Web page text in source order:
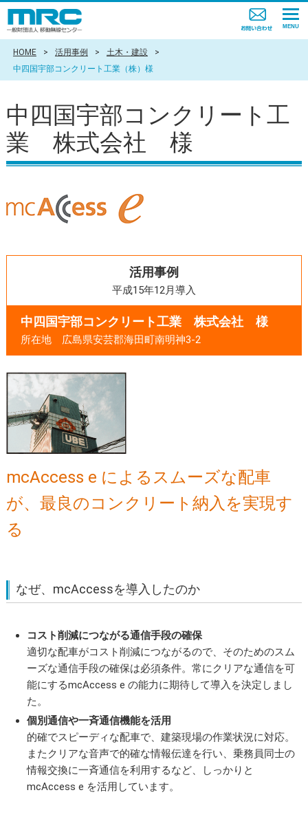
HOME > 活用事例 > 土木・建設
>
中四国宇部コンクリート工業（株）様
中四国宇部コンクリート工
業 株式会社 様
活用事例
平成15年12月導入
中四国宇部コンクリート工業 株式会社 様
所在地 広島県安芸郡海田町南明神3-2
mcAccess e によるスムーズな配車
が、最良のコンクリート納入を実現す
る
なぜ、mcAccessを導入したのか
コスト削減につながる通信手段の確保
適切な配車がコスト削減につながるので、そのためのスム
ーズな通信手段の確保は必須条件。常にクリアな通信を可
能にするmcAccess e の能力に期待して導入を決定しまし
た。
個別通信や一斉通信機能を活用
的確でスピーディな配車で、建築現場の作業状況に対応。
またクリアな音声で的確な情報伝達を行い、乗務員同士の
情報交換に一斉通信を利用するなど、しっかりと
mcAccess e を活用しています。